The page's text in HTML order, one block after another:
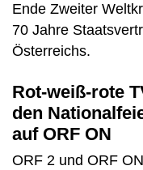
Ende Zweiter
70 Jahre
Österreichs.
Rot-weiß-rote
den
auf ORF ON
ORF 2 und ORF